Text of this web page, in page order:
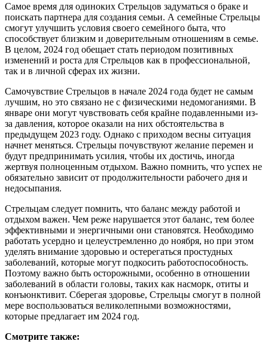
Самое время для одиноких Стрельцов задуматься о браке и
поискать партнера для создания семьи. А семейные Стрельцы
смогут улучшить условия своего семейного быта, что
способствует близким и доверительным отношениям в семье.
В целом, 2024 год обещает стать периодом позитивных
изменений и роста для Стрельцов как в профессиональной,
так и в личной сферах их жизни.
Самочувствие Стрельцов в начале 2024 года будет не самым
лучшим, но это связано не с физическими недомоганиями. В
январе они могут чувствовать себя крайне подавленными из-
за давления, которое оказали на них обстоятельства в
предыдущем 2023 году. Однако с приходом весны ситуация
начнет меняться. Стрельцы почувствуют желание перемен и
будут предпринимать усилия, чтобы их достичь, иногда
жертвуя полноценным отдыхом. Важно помнить, что успех не
обязательно зависит от продолжительности рабочего дня и
недосыпания.
Стрельцам следует помнить, что баланс между работой и
отдыхом важен. Чем реже нарушается этот баланс, тем более
эффективными и энергичными они становятся. Необходимо
работать усердно и целеустремленно до ноября, но при этом
уделять внимание здоровью и остерегаться простудных
заболеваний, которые могут подкосить работоспособность.
Поэтому важно быть осторожными, особенно в отношении
заболеваний в области головы, таких как насморк, отиты и
конъюнктивит. Сберегая здоровье, Стрельцы смогут в полной
мере воспользоваться великолепными возможностями,
которые предлагает им 2024 год.
Смотрите также: